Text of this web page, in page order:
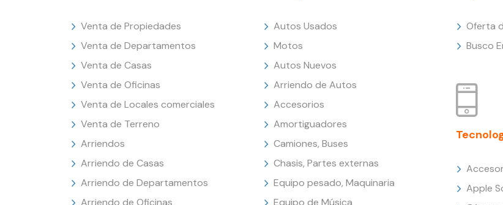
Venta de Propiedades
Venta de Departamentos
Venta de Casas
Venta de Oficinas
Venta de Locales comerciales
Venta de Terreno
Arriendos
Arriendo de Casas
Arriendo de Departamentos
Arriendo de Oficinas
Autos Usados
Motos
Autos Nuevos
Arriendo de Autos
Accesorios
Amortiguadores
Camiones, Buses
Chasis, Partes externas
Equipo pesado, Maquinaria
Equipo de Música
Oferta
Busco
Apple